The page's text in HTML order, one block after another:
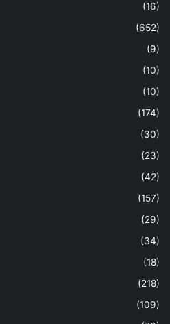
(16)
(652)
(9)
(10)
(10)
(174)
(30)
(23)
(42)
(157)
(29)
(34)
(18)
(218)
(109)